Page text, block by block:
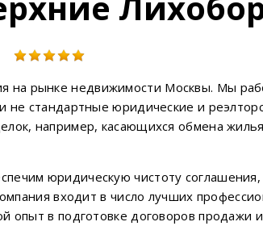
на рынке недвижимости Москвы. Мы
стандартные юридические и
например, касающихся обмена
юридическую чистоту
входит в число лучших
опыт в подготовке договоров